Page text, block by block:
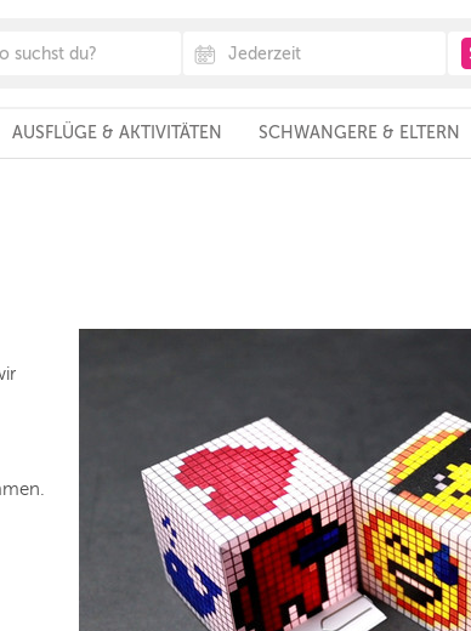
AUSFLÜGE & AKTIVITÄTEN SCHWANGERE & ELTERN